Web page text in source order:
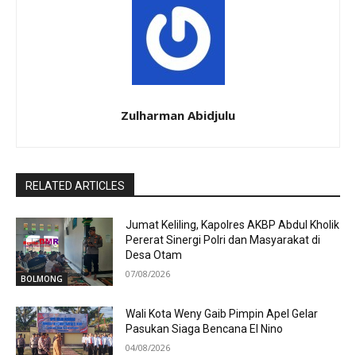
Zulharman Abidjulu
RELATED ARTICLES
BOLMONG
Jumat Keliling, Kapolres AKBP Abdul Kholik
Pererat Sinergi Polri dan Masyarakat di
Desa Otam
07/08/2026
Wali Kota Weny Gaib Pimpin Apel Gelar
Pasukan Siaga Bencana El Nino
04/08/2026